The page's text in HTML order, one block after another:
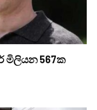
මිලියන 567ක